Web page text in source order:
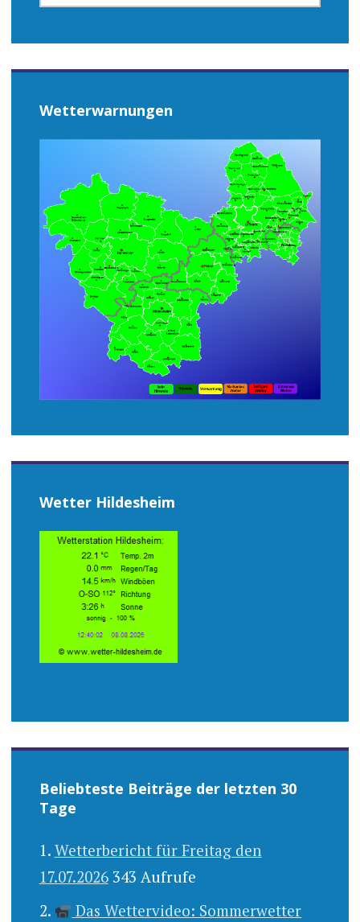
Wetterwarnungen
Wetter Hildesheim
Beliebteste Beiträge der letzten 30
Tage
Wetterbericht für Freitag den
17.07.2026 343 Aufrufe
Das Wettervideo: Sommerwetter